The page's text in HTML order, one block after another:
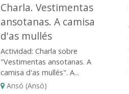
Charla. Vestimentas
ansotanas. A camisa
d'as mullés
Actividad: Charla sobre
"Vestimentas ansotanas. A
camisa d'as mullés". A...
Ansó (Ansó)